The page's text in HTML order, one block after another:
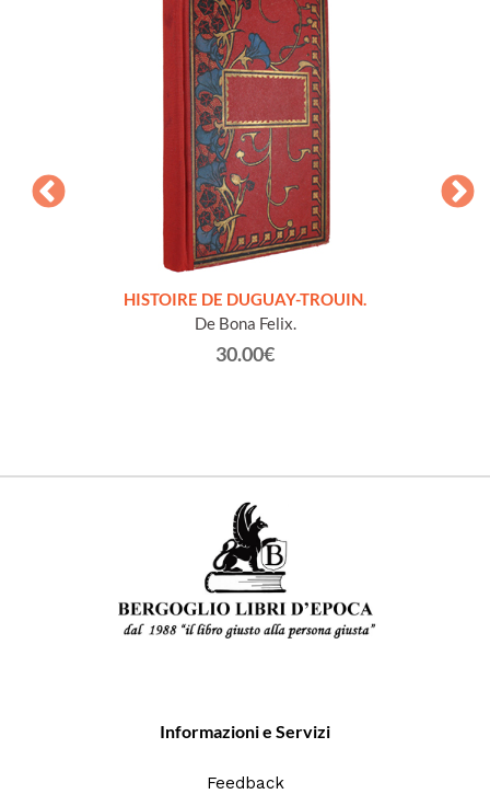
HISTOIRE DE DUGUAY-TROUIN.
De Bona Felix.
30.00€
Informazioni e Servizi
Feedback